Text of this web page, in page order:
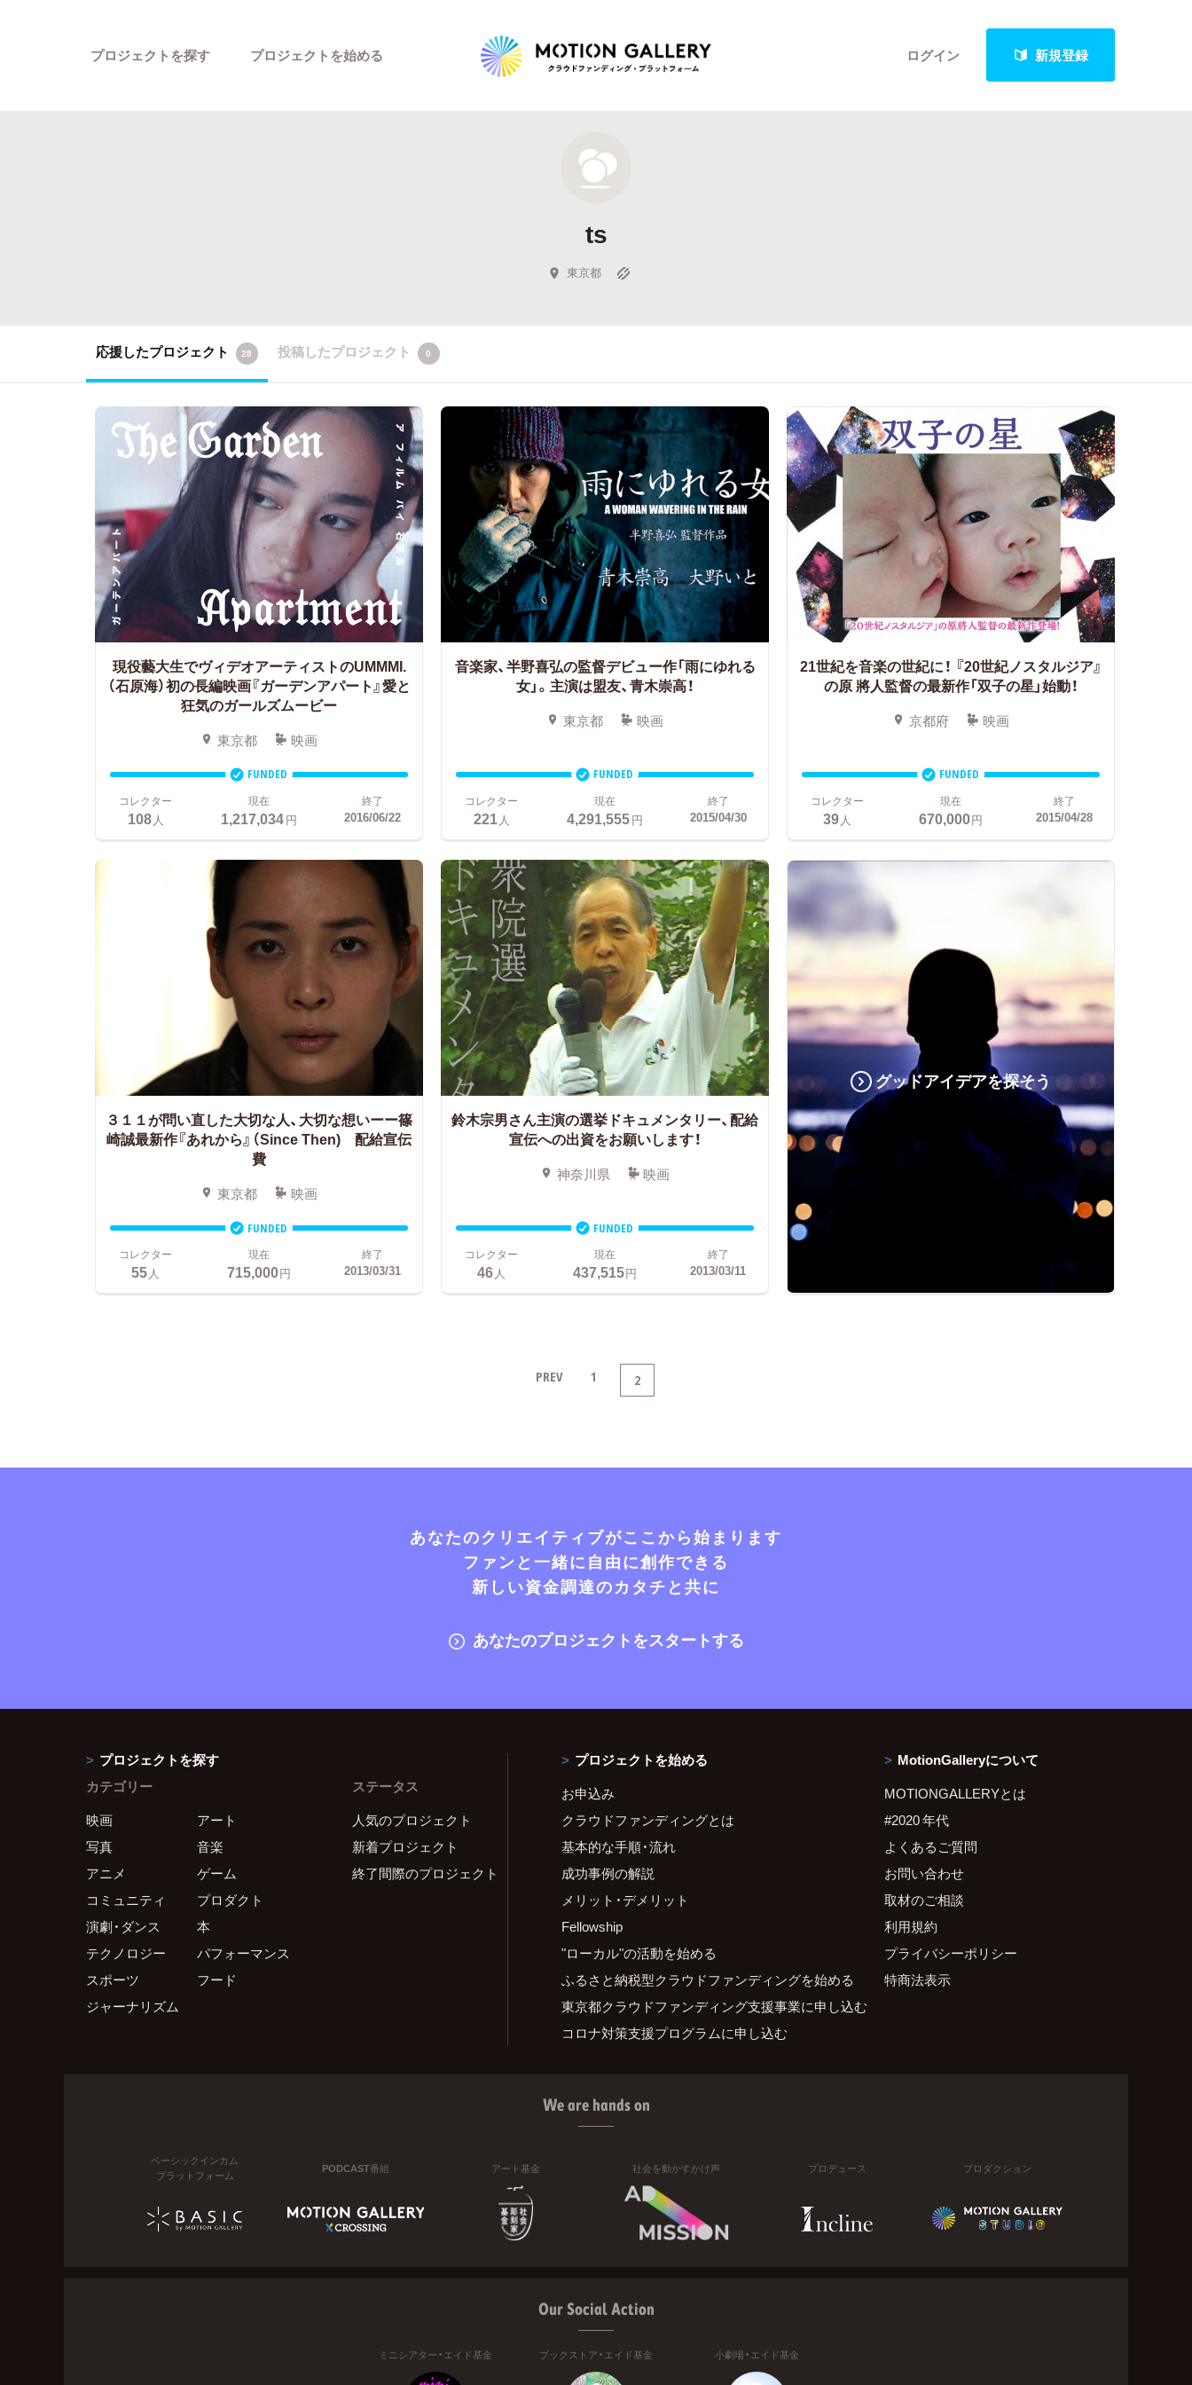
ログイン 新規登録
プロジェクトを探す
新着プロジェクト
Feature
キュレーターから探す
プロジェクトを始める
ts
東京都
応援したプロジェクト 28 投稿したプロジェクト 0
現役藝大生でヴィデオアーティストのUMMMI.
（石原海）初の長編映画『ガーデンアパート』愛と
狂気のガールズムービー
東京都 映画
FUNDED
コレクター
108人
現在
1,217,034円
終了
2016/06/22
音楽家、半野喜弘の監督デビュー作「雨にゆれる
女」。主演は盟友、青木崇高！
東京都 映画
FUNDED
コレクター
221人
現在
4,291,555円
終了
2015/04/30
21世紀を音楽の世紀に！ 『20世紀ノスタルジア』
の原 將人監督の最新作「双子の星」始動！
京都府 映画
FUNDED
コレクター
39人
現在
670,000円
終了
2015/04/28
３１１が問い直した大切な人、大切な想いーー篠
崎誠最新作『あれから』（Since Then) 配給宣伝
費
東京都 映画
FUNDED
コレクター
55人
現在
715,000円
終了
2013/03/31
鈴木宗男さん主演の選挙ドキュメンタリー、配給
宣伝への出資をお願いします！
神奈川県 映画
FUNDED
コレクター
46人
現在
437,515円
終了
2013/03/11
グッドアイデアを探そう
PREV 1 2
あなたのクリエイティブがここから始まります
ファンと一緒に自由に創作できる
新しい資金調達のカタチと共に
あなたのプロジェクトをスタートする
プロジェクトを探す
カテゴリー
映画
アート
写真
音楽
アニメ
ゲーム
コミュニティ
プロダクト
演劇・ダンス
本
テクノロジー
パフォーマンス
スポーツ
フード
ジャーナリズム
ステータス
人気のプロジェクト
新着プロジェクト
終了間際のプロジェクト
プロジェクトを始める
お申込み
クラウドファンディングとは
基本的な手順・流れ
成功事例の解説
メリット・デメリット
Fellowship
"ローカル"の活動を始める
ふるさと納税型クラウドファンディングを始める
東京都クラウドファンディング支援事業に申し込む
コロナ対策支援プログラムに申し込む
MotionGalleryについて
MOTIONGALLERYとは
#2020 年代
よくあるご質問
お問い合わせ
取材のご相談
利用規約
プライバシーポリシー
特商法表示
We are hands on
ベーシックインカム
プラットフォーム
PODCAST番組 アート基金 社会を動かすかけ声 プロデュース プロダクション
Our Social Action
ミニシアター・エイド基金 ブックストア・エイド基金 小劇場・エイド基金